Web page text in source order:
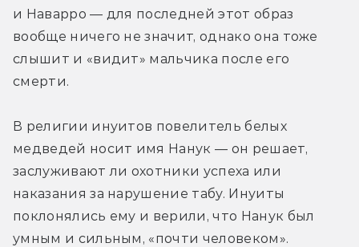
и Наварро — для последней этот образ
вообще ничего не значит, однако она тоже
слышит и «видит» мальчика после его
смерти.
В религии инуитов повелитель белых
медведей носит имя Нанук — он решает,
заслуживают ли охотники успеха или
наказания за нарушение табу. Инуиты
поклонялись ему и верили, что Нанук был
умным и сильным, «почти человеком».